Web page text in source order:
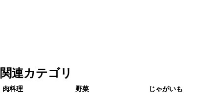
関連カテゴリ
肉料理 野菜 じゃがいも